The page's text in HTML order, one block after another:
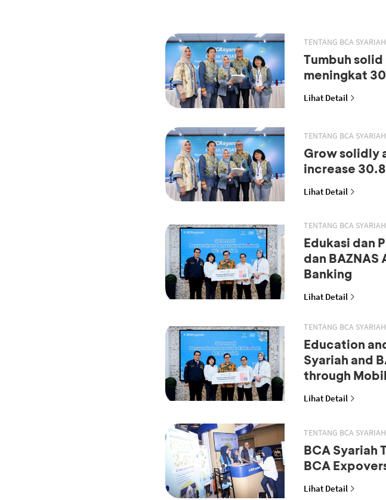
TENTANG BCA SYARIAH
Tumbuh
meningkat
Lihat Detail
TENTANG BCA SYARIAH
Grow solidly
increase
Lihat Detail
TENTANG BCA SYARIAH
Edukasi dan
dan
Banking
Lihat Detail
TENTANG BCA SYARIAH
Education
Syariah and
through
Lihat Detail
TENTANG BCA SYARIAH
BCA Syariah
BCA
Lihat Detail